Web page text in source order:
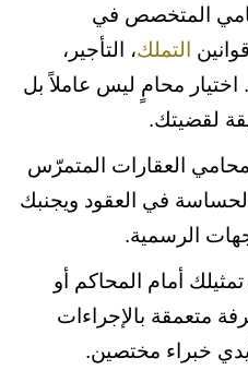
المتخصص في
التملك، التأجير،
محامٍ ليس عاملاً بل
لقضيتك.
محامي العقارات المتمرّس
في العقود ويجنبك
الرسمية.
تمثيلك أمام المحاكم أو
متعمقة بالإجراءات
خبراء مختصين.